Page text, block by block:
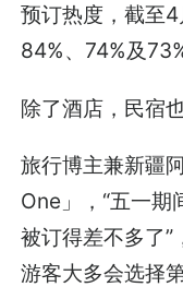
预订热度，截至
84%、74%及73%
除了酒店，民宿
旅行博主兼新疆
One」，“五一期
被订得差不多了
游客大多会选择